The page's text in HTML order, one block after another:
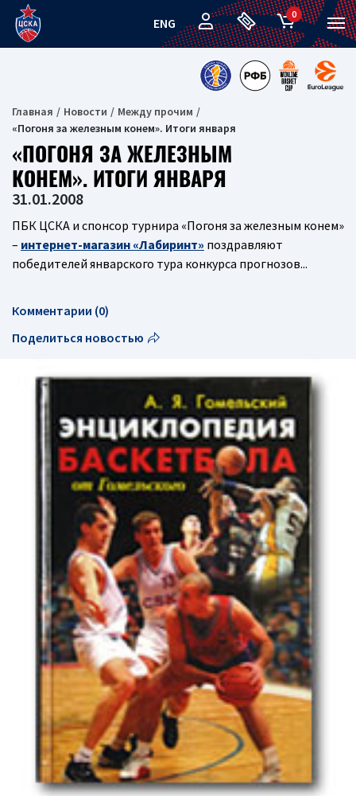
ENG
0
Главная Новости
Между прочим
«Погоня за железным конем». Итоги января
«ПОГОНЯ ЗА ЖЕЛЕЗНЫМ
КОНЕМ». ИТОГИ ЯНВАРЯ
31.01.2008
ПБК ЦСКА и спонсор турнира «Погоня за железным конем»
– интернет-магазин «Лабиринт» поздравляют
победителей январского тура конкурса прогнозов...
Комментарии (0)
Поделиться новостью